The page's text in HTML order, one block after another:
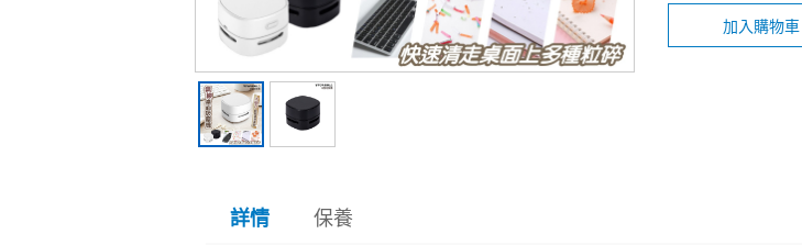
加入購物車
詳情 保養